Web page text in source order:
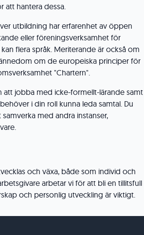
att hantera dessa.
utbildning har erfarenhet av öppen
eller föreningsverksamhet för
flera språk. Meriterande är också om
om de europeiska principer för
"Chartern".
att jobba med icke-formellt-lärande samt
i din roll kunna leda samtal. Du
med andra instanser,
och växa, både som individ och
arbetar vi för att bli en tillitsfull
och personlig utveckling är viktigt.